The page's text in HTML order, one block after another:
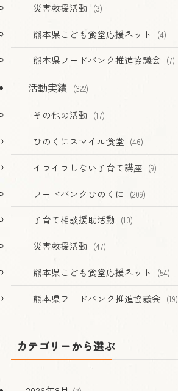
災害救援活動 (3)
熊本県こども食堂応援ネット (4)
熊本県フードバンク推進協議会 (7)
活動実績 (322)
その他の活動 (17)
ひのくにスマイル食堂 (46)
イライラしない子育て講座 (9)
フードバンクひのくに (209)
子育て相談援助活動 (10)
災害救援活動 (47)
熊本県こども食堂応援ネット (54)
熊本県フードバンク推進協議会 (19)
カテゴリーから選ぶ